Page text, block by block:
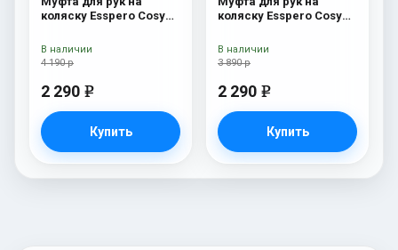
коляску Esspero Cosy
4 190 р
2 290 e
Купить
В наличии
коляску Esspero Cosy
3 890 р
2 290 e
Купить
В наличии